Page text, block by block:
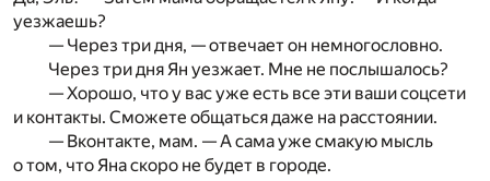
уезжаешь?
— Через три дня, — отвечает он немногословно.
Через три дня Ян уезжает. Мне не послышалось?
— Хорошо, что у вас уже есть все эти ваши соцсети
и контакты. Сможете общаться даже на расстоянии.
— Вконтакте, мам. — А сама уже смакую мысль
о том, что Яна скоро не будет в городе.